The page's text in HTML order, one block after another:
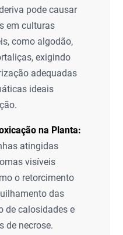
pode causar
em culturas
como algodão,
exigindo
adequadas
ideais
na Planta:
atingidas
visíveis
o retorcimento
das
de calosidades e
de necrose.